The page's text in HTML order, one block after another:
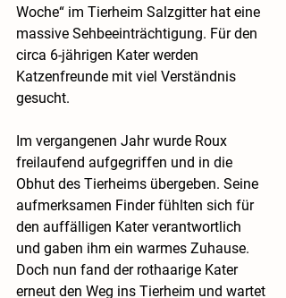
Woche“ im Tierheim Salzgitter hat eine
massive Sehbeeinträchtigung. Für den
circa 6-jährigen Kater werden
Katzenfreunde mit viel Verständnis
gesucht.
Im vergangenen Jahr wurde Roux
freilaufend aufgegriffen und in die
Obhut des Tierheims übergeben. Seine
aufmerksamen Finder fühlten sich für
den auffälligen Kater verantwortlich
und gaben ihm ein warmes Zuhause.
Doch nun fand der rothaarige Kater
erneut den Weg ins Tierheim und wartet